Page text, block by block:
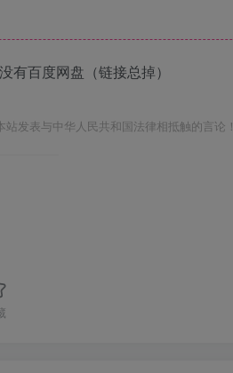
百度网盘（链接总掉）
发表与中华人民共和国法律相抵触的言论